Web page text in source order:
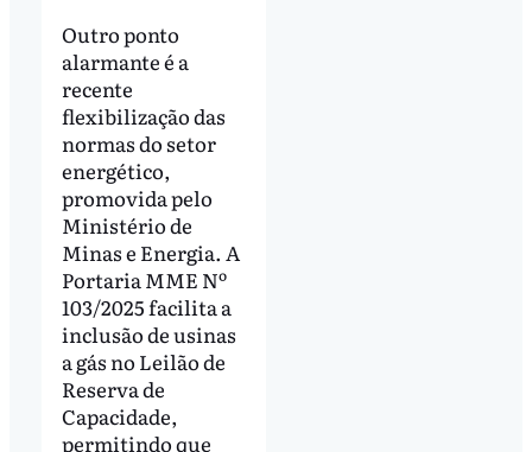
Outro ponto
alarmante é a
recente
flexibilização das
normas do setor
energético,
promovida pelo
Ministério de
Minas e Energia. A
Portaria MME Nº
103/2025 facilita a
inclusão de usinas
a gás no Leilão de
Reserva de
Capacidade,
permitindo que